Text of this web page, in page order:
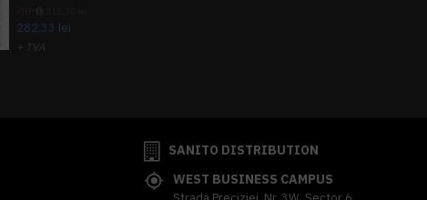
282,33 lei
+ TVA
SANITO DISTRIBUTION
WEST BUSINESS CAMPUS